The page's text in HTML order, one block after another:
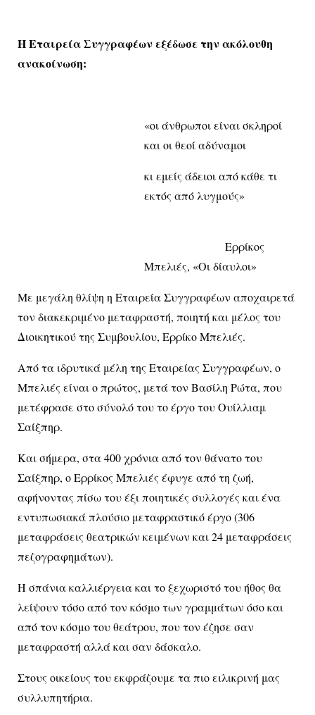
Η Εταιρεία Συγγραφέων εξέδωσε την ακόλουθη
ανακοίνωση:
«οι άνθρωποι είναι σκληροί
και οι θεοί αδύναμοι
κι εμείς άδειοι από κάθε τι
εκτός από λυγμούς»
Ερρίκος
Μπελιές, «Οι δίαυλοι»
Με μεγάλη θλίψη η Εταιρεία Συγγραφέων αποχαιρετά
τον διακεκριμένο μεταφραστή, ποιητή και μέλος του
Διοικητικού της Συμβουλίου, Ερρίκο Μπελιές.
Από τα ιδρυτικά μέλη της Εταιρείας Συγγραφέων, ο
Μπελιές είναι ο πρώτος, μετά τον Βασίλη Ρώτα, που
μετέφρασε στο σύνολό του το έργο του Ουίλλιαμ
Σαίξπηρ.
Και σήμερα, στα 400 χρόνια από τον θάνατο του
Σαίξπηρ, ο Ερρίκος Μπελιές έφυγε από τη ζωή,
αφήνοντας πίσω του έξι ποιητικές συλλογές και ένα
εντυπωσιακά πλούσιο μεταφραστικό έργο (306
μεταφράσεις θεατρικών κειμένων και 24 μεταφράσεις
πεζογραφημάτων).
Η σπάνια καλλιέργεια και το ξεχωριστό του ήθος θα
λείψουν τόσο από τον κόσμο των γραμμάτων όσο και
από τον κόσμο του θεάτρου, που τον έζησε σαν
μεταφραστή αλλά και σαν δάσκαλο.
Στους οικείους του εκφράζουμε τα πιο ειλικρινή μας
συλλυπητήρια.